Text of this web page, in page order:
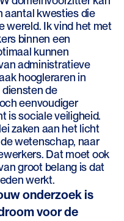
aantal kwesties die
wereld. Ik vind het met
binnen een
kunnen
administratieve
hoogleraren in
de
eenvoudiger
is sociale veiligheid.
zaken aan het licht
wetenschap, naar
Dat moet ook
groot belang is dat
werkt.
onderzoek is
voor de